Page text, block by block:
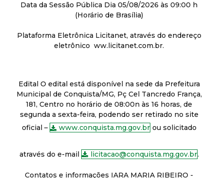
Data da Sessão Pública Dia 05/08/2026 às 09:00 h
(Horário de Brasília)
Plataforma Eletrônica Licitanet, através do endereço
eletrônico ww.licitanet.com.br.
Edital O edital está disponível na sede da Prefeitura
Municipal de Conquista/MG, Pç Cel Tancredo França,
181, Centro no horário de 08:00n às 16 horas, de
segunda a sexta-feira, podendo ser retirado no site
oficial –
www.conquista.mg.gov.br ou solicitado
através do e-mail licitacao@conquista.mg.gov.br.
Contatos e informações IARA MARIA RIBEIRO -